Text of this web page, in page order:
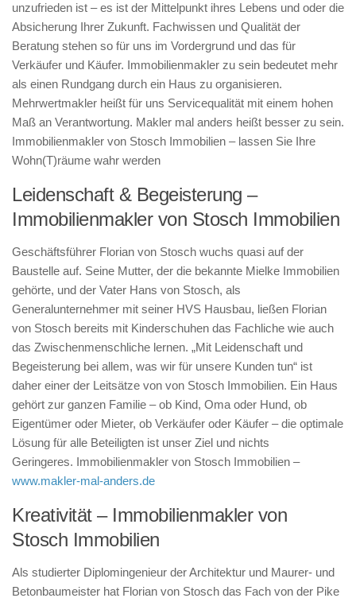
unzufrieden ist – es ist der Mittelpunkt ihres Lebens und oder die
Absicherung Ihrer Zukunft. Fachwissen und Qualität der
Beratung stehen so für uns im Vordergrund und das für
Verkäufer und Käufer. Immobilienmakler zu sein bedeutet mehr
als einen Rundgang durch ein Haus zu organisieren.
Mehrwertmakler heißt für uns Servicequalität mit einem hohen
Maß an Verantwortung. Makler mal anders heißt besser zu sein.
Immobilienmakler von Stosch Immobilien – lassen Sie Ihre
Wohn(T)räume wahr werden
Leidenschaft & Begeisterung –
Immobilienmakler von Stosch Immobilien
Geschäftsführer Florian von Stosch wuchs quasi auf der
Baustelle auf. Seine Mutter, der die bekannte Mielke Immobilien
gehörte, und der Vater Hans von Stosch, als
Generalunternehmer mit seiner HVS Hausbau, ließen Florian
von Stosch bereits mit Kinderschuhen das Fachliche wie auch
das Zwischenmenschliche lernen. „Mit Leidenschaft und
Begeisterung bei allem, was wir für unsere Kunden tun“ ist
daher einer der Leitsätze von von Stosch Immobilien. Ein Haus
gehört zur ganzen Familie – ob Kind, Oma oder Hund, ob
Eigentümer oder Mieter, ob Verkäufer oder Käufer – die optimale
Lösung für alle Beteiligten ist unser Ziel und nichts
Geringeres. Immobilienmakler von Stosch Immobilien –
www.makler-mal-anders.de
Kreativität – Immobilienmakler von
Stosch Immobilien
Als studierter Diplomingenieur der Architektur und Maurer- und
Betonbaumeister hat Florian von Stosch das Fach von der Pike